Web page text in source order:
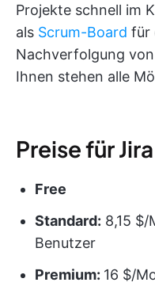
Projekte schnell im
als Scrum-Board für
Nachverfolgung
Ihnen stehen alle
Preise für Jira
Free
Standard: 8,15
Benutzer
Premium: 16 $/